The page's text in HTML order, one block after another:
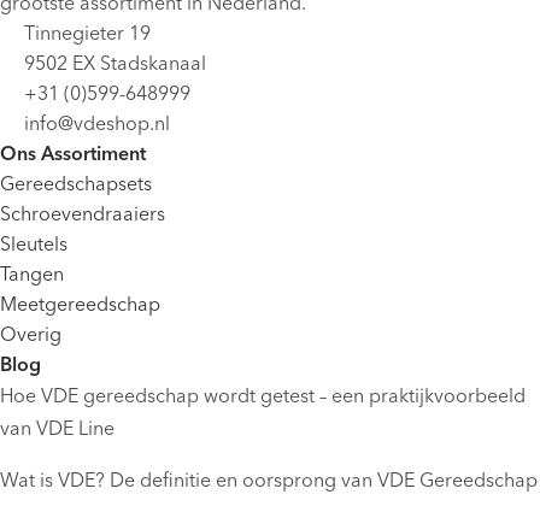
Tinnegieter 19
9502 EX Stadskanaal
+31 (0)599-648999
info@vdeshop.nl
Ons Assortiment
Gereedschapsets
Schroevendraaiers
Sleutels
Tangen
Meetgereedschap
Overig
Blog
Hoe VDE gereedschap wordt getest – een praktijkvoorbeeld
van VDE Line
Wat is VDE? De definitie en oorsprong van VDE Gereedschap